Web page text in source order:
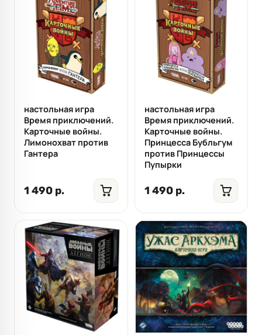
настольная игра
Время приключений.
Карточные войны.
Лимонохват против
Гантера
1 490 р.
настольная игра
Время приключений.
Карточные войны.
Принцесса Бубльгум
против Принцессы
Пупырки
1 490 р.